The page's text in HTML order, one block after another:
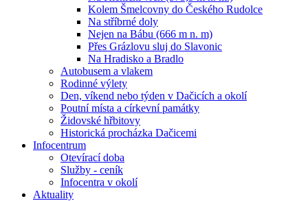
Kolem Šmelcovny do Českého Rudolce
Na stříbrné doly
Nejen na Bábu (666 m n. m)
Přes Grázlovu sluj do Slavonic
Na Hradisko a Bradlo
Autobusem a vlakem
Rodinné výlety
Den, víkend nebo týden v Dačicích a okolí
Poutní místa a církevní památky
Židovské hřbitovy
Historická procházka Dačicemi
Infocentrum
Otevírací doba
Služby - ceník
Infocentra v okolí
Aktuality